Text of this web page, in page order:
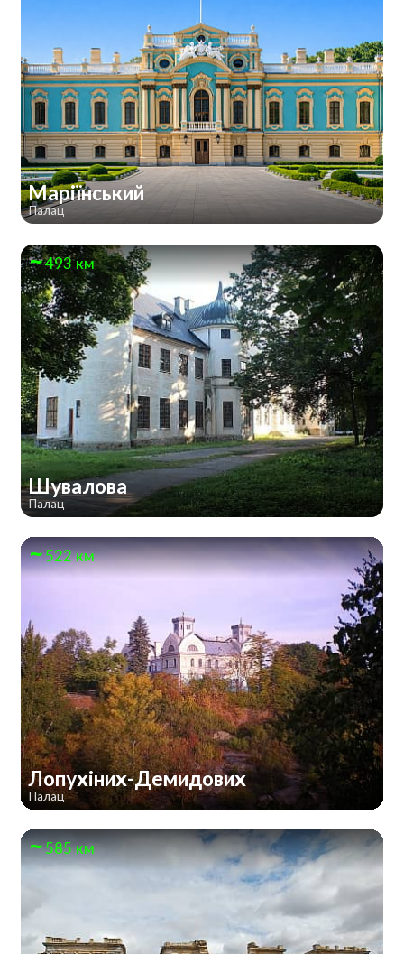
Маріїнський
Палац
493 км
Шувалова
Палац
522 км
Лопухіних-Демидових
Палац
585 км